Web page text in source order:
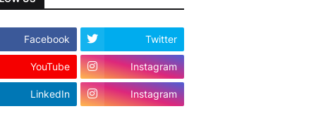
Facebook Twitter
YouTube Instagram
LinkedIn Instagram